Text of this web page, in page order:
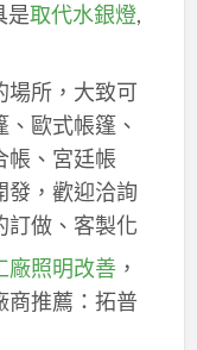
是取代水銀燈,
場所，大致可
歐式帳篷、
帳、宮廷帳
發，歡迎洽詢
訂做、客製化
廠照明改善，
商推薦：拓普